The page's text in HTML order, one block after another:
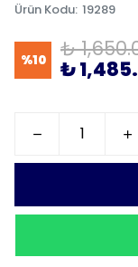
Ürün Kodu: 19289
%10 ₺
₺